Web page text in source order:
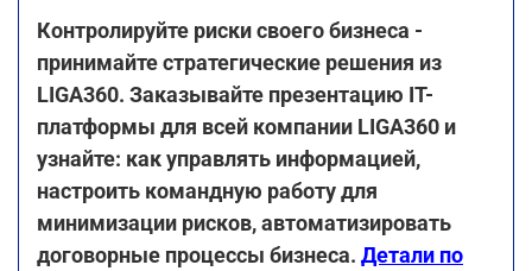
Контролируйте риски своего бизнеса -
принимайте стратегические решения из
LIGA360. Заказывайте презентацию IT-
платформы для всей компании LIGA360 и
узнайте: как управлять информацией,
настроить командную работу для
минимизации рисков, автоматизировать
договорные процессы бизнеса. Детали по